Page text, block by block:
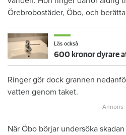
Örebrobostäder, Öbo, och
Läs också
Ringer gör dock grannen
vatten genom taket.
När Öbo börjar undersöka